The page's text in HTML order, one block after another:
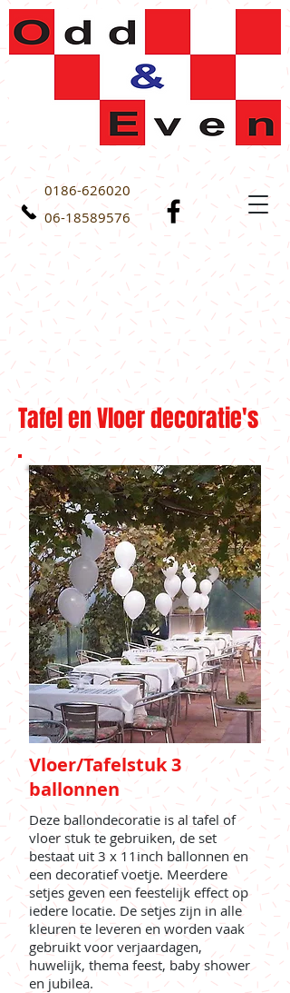
0186-626020
06-18589576
Tafel en Vloer decoratie's
Vloer/Tafelstuk 3
ballonnen
Deze ballondecoratie is al tafel of
vloer stuk te gebruiken, de set
bestaat uit 3 x 11inch ballonnen en
een decoratief voetje. Meerdere
setjes geven een feestelijk effect op
iedere locatie. De setjes zijn in alle
kleuren te leveren en worden vaak
gebruikt voor verjaardagen,
huwelijk, thema feest, baby shower
en jubilea.